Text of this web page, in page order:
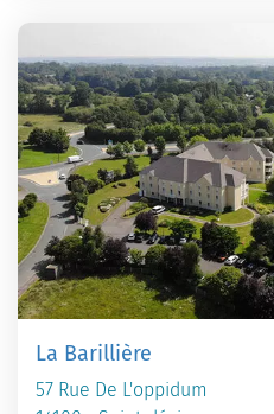
La Barillière
57 Rue De L'oppidum